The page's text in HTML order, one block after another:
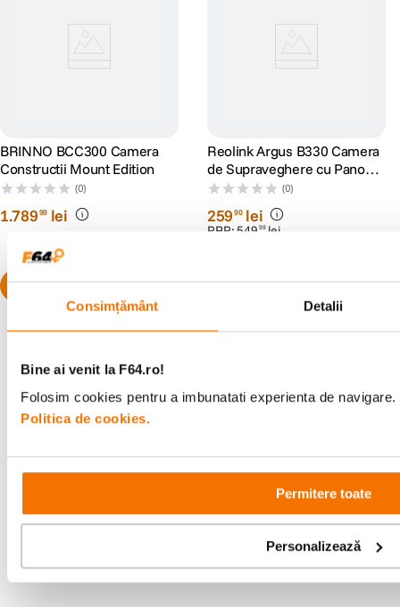
Consimțământ Detalii
Bine ai venit la F64.ro!
Folosim cookies pentru a imbunatati experienta de
Politica de cookies.
Permitere toate
Personalizează
BRINNO BCC300 Camera
Constructii Mount Edition
(0)
1.78999 lei
Reolink Argus B330 Camera
de Supraveghere cu Panou
Solar 4 MP si Inteligenta
Artificiala
(0)
25990 lei
PRP: 549 99 lei
Alatura-te comunitatii creatorilor
Descopera inspiratie, recomandari utile,
pentru tine.
Livrare gratuita
499lei